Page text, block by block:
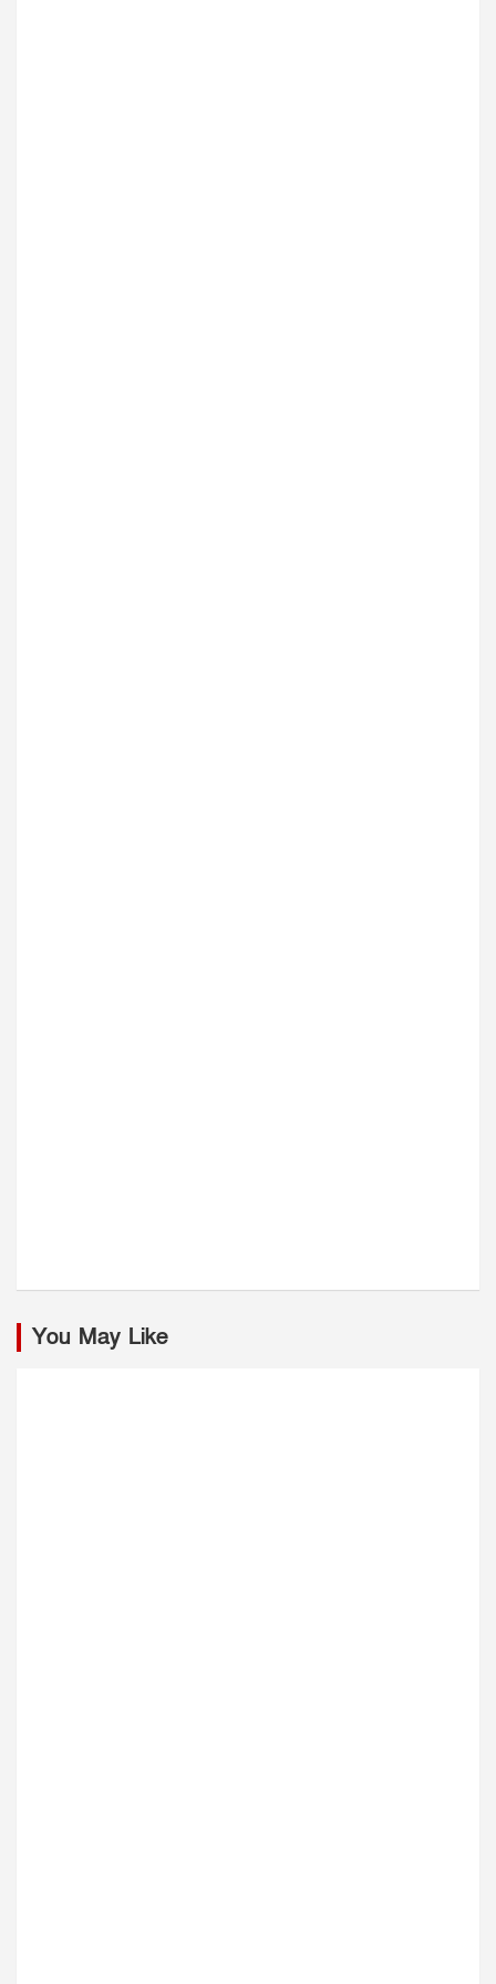
You May Like